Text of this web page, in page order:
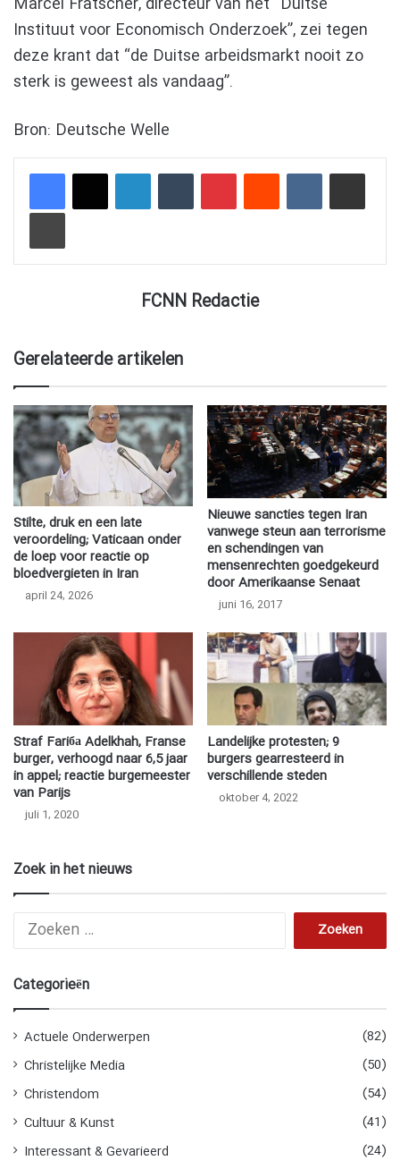
Instituut voor Economisch Onderzoek”, zei tegen
deze krant dat “de Duitse arbeidsmarkt nooit zo
sterk is geweest als vandaag”.
Bron: Deutsche Welle
FCNN Redactie
Gerelateerde artikelen
Stilte, druk en een late
veroordeling; Vaticaan onder
de loep voor reactie op
bloedvergieten in Iran
april 24, 2026
Nieuwe sancties tegen Iran
vanwege steun aan terrorisme
en schendingen van
mensenrechten goedgekeurd
door Amerikaanse Senaat
juni 16, 2017
Straf Fariба Adelkhah, Franse
burger, verhoogd naar 6,5 jaar
in appel; reactie burgemeester
van Parijs
juli 1, 2020
Landelijke protesten; 9
burgers gearresteerd in
verschillende steden
oktober 4, 2022
Zoek in het nieuws
n
Categorieën
Actuele Onderwerpen
(82)
Christelijke Media
(50)
Christendom
(54)
Cultuur & Kunst
(41)
Interessant & Gevarieerd
(24)